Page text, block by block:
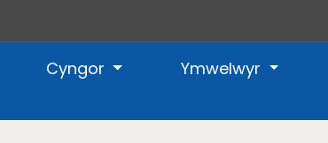
Cyngor Ymwelwyr